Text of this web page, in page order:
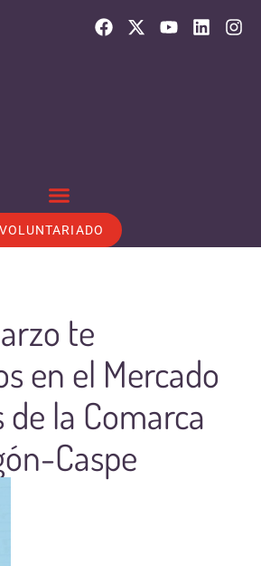
te
en el Mercado
de la Comarca
Caspe